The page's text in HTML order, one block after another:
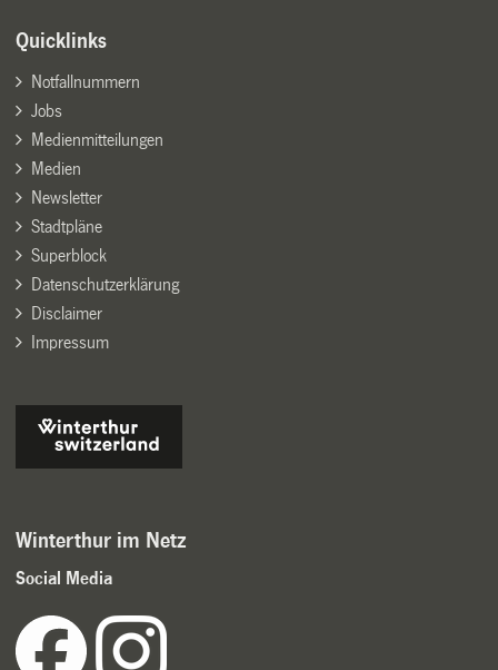
Quicklinks
Notfallnummern
Jobs
Medienmitteilungen
Medien
Newsletter
Stadtpläne
Superblock
Datenschutzerklärung
Disclaimer
Impressum
Winterthur im Netz
Social Media